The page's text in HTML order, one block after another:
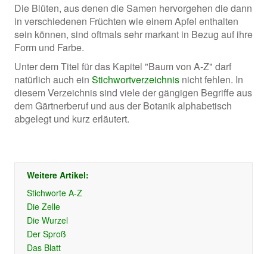
Die Blüten, aus denen die Samen hervorgehen die dann
in verschiedenen Früchten wie einem Apfel enthalten
sein können, sind oftmals sehr markant in Bezug auf ihre
Form und Farbe.
Unter dem Titel für das Kapitel "Baum von A-Z" darf
natürlich auch ein Stichwortverzeichnisnicht fehlen. In
diesem Verzeichnis sind viele der gängigen Begriffe aus
dem Gärtnerberuf und aus der Botanik alphabetisch
abgelegt und kurz erläutert.
Weitere Artikel:
Stichworte A-Z
Die Zelle
Die Wurzel
Der Sproß
Das Blatt